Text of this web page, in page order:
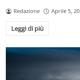
Redazione Aprile 5,
Leggi di più